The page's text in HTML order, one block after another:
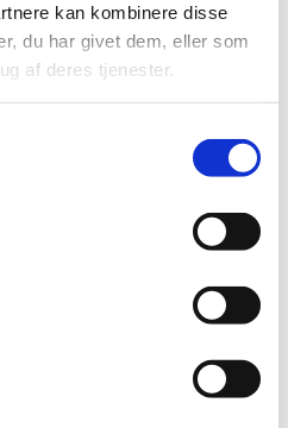
kan kombinere disse
du har givet dem, eller som
af deres tjenester.